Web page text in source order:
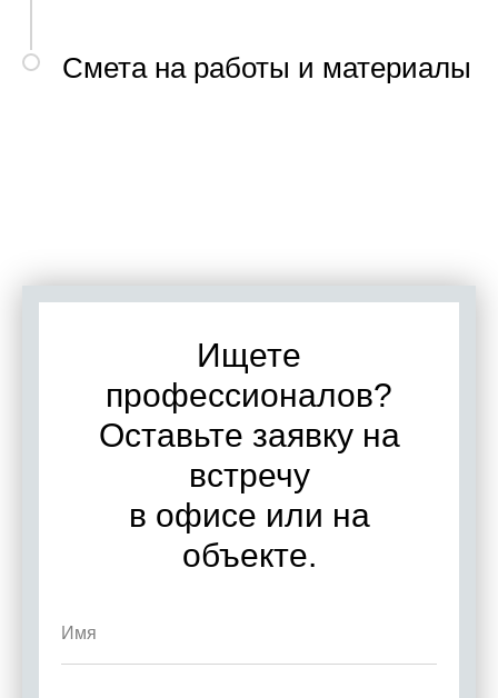
Смета на работы и материалы
Ищете
профессионалов?
Оставьте заявку на
встречу
в офисе или на
объекте.